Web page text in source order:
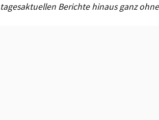
tagesaktuellen Berichte hinaus ganz